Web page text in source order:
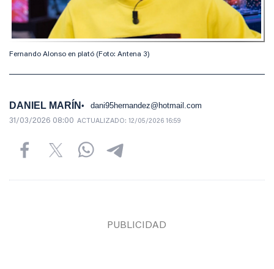
Fernando Alonso en plató (Foto: Antena 3)
DANIEL MARÍN dani95hernandez@hotmail.com
31/03/2026 08:00 ACTUALIZADO: 12/05/2026 16:59